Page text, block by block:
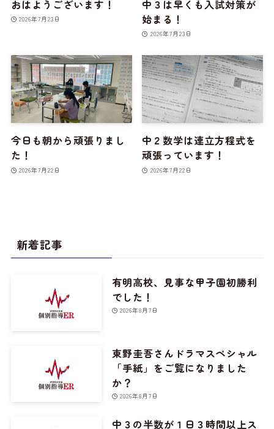
おはようございます！
2026年7月23日
中３は早くも入試対策が
始まる！
2026年7月23日
今日も朝から頑張りまし
た！
2026年7月22日
中２数学は連立方程式を
頑張っています！
2026年7月22日
新着記事
有明高校、見事な甲子園初勝利
でした！
2026年8月7日
東野圭吾さんドラマスペシャル
「手紙」をご覧になりました
か？
2026年8月7日
中３の半数が１日３時間以上ス